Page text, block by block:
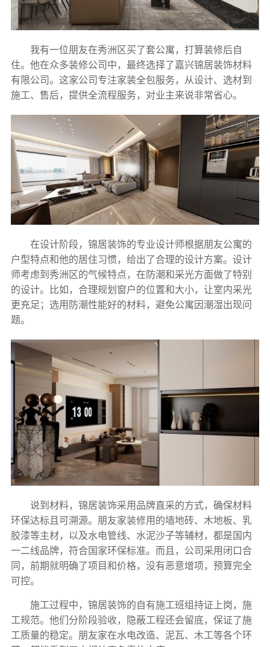
我有一位朋友在秀洲区买了套公寓，打算装修后自
住。他在众多装修公司中，最终选择了嘉兴锦居装饰材料
有限公司。这家公司专注家装全包服务，从设计、选材到
施工、售后，提供全流程服务，对业主来说非常省心。
在设计阶段，锦居装饰的专业设计师根据朋友公寓的
户型特点和他的居住习惯，给出了合理的设计方案。设计
师考虑到秀洲区的气候特点，在防潮和采光方面做了特别
的设计。比如，合理规划窗户的位置和大小，让室内采光
更充足；选用防潮性能好的材料，避免公寓因潮湿出现问
题。
说到材料，锦居装饰采用品牌直采的方式，确保材料
环保达标且可溯源。朋友家装修用的墙地砖、木地板、乳
胶漆等主材，以及水电管线、水泥沙子等辅材，都是国内
一二线品牌，符合国家环保标准。而且，公司采用闭口合
同，前期就明确了项目和价格，没有恶意增项，预算完全
可控。
施工过程中，锦居装饰的自有施工班组持证上岗，施
工规范。他们分阶段验收，隐蔽工程还会留底，保证了施
工质量的稳定。朋友家在水电改造、泥瓦、木工等各个环